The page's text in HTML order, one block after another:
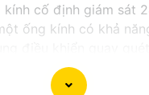
kính cố định giám sát
ống kính có khả
gian xung quanh.
động diễn ra tại